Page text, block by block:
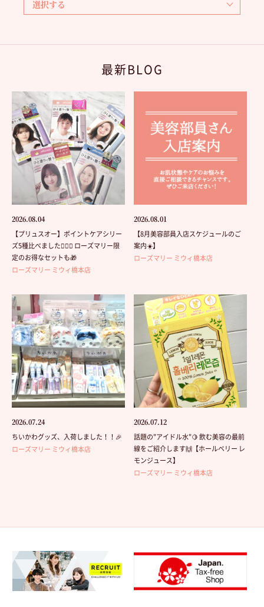
最新BLOG
2026.08.04
【プリュスオー】ポイントケアシリー
ズ5種比べました💁🏻‍♀️ ローズマリー限
定のお得なセットも🎁
ローズマリー ミウィ橋本店
2026.08.01
【8月美容部員入店スケジュールのご
案内☀️】
ローズマリー ミウィ橋本店
2026.07.24
ちいかわグッズ、入荷しました！！🎉
ローズマリー ミウィ橋本店
2026.07.12
話題の"アイドル水"🍋 飲む美容の最前
線をご紹介します🙌【ホールベリー レ
モンジュース】
ローズマリー ミウィ橋本店